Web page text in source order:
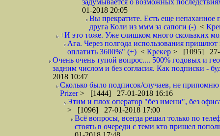
задумывается о возможных
01-2018 20:05
Вы прекратите. Есть еще непаханное
друга Коли из ммм за сапоги (-) <
+И это тоже. Уже слишком много скользких
Ага. Через полгода использования
оплатить 3600%" (+) < Крекер > [1095] 27-
Очень очень тупой вопрос.... 500% годовых и
задним числом и без согласия. Как подписки -
2018 10:47
Сколько было подписок/случаев, не
Prizer> [1444] 27-01-2018 16:16
Этим и плох оператор "без имени", без
> [1096] 27-01-2018 17:00
Всё вопросы, всегда решал только по
стоять в очереди с теми кто пришел